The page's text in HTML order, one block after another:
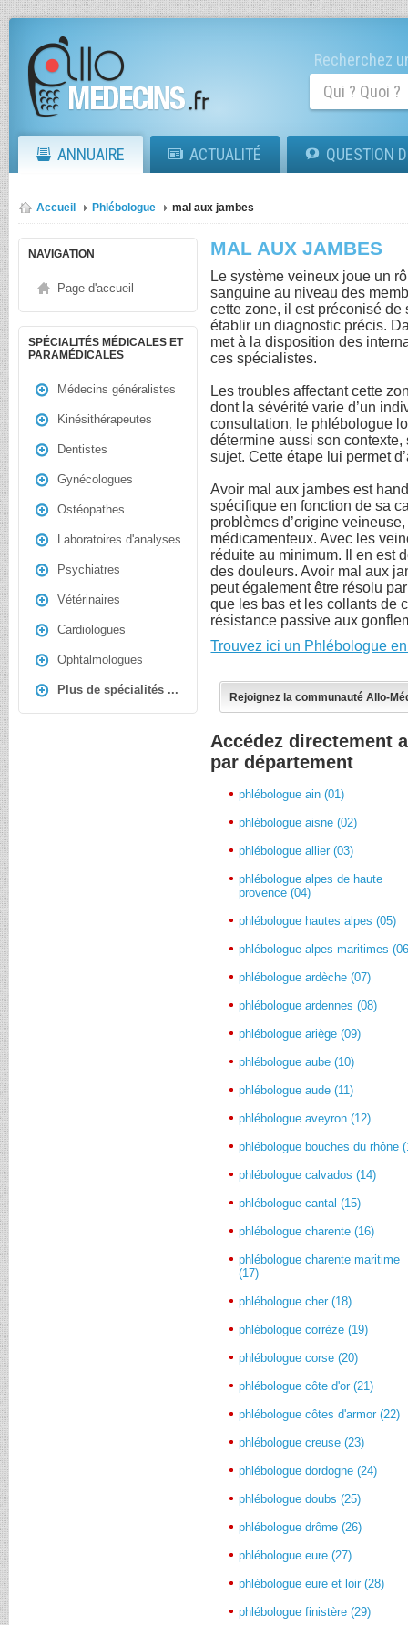
Recherchez
ANNUAIRE ACTUALITÉ QUESTION
Accueil Phlébologue mal aux jambes
NAVIGATION
Page d'accueil
SPÉCIALITÉS MÉDICALES ET
PARAMÉDICALES
Médecins généralistes
Kinésithérapeutes
Dentistes
Gynécologues
Ostéopathes
Laboratoires d'analyses
Psychiatres
Vétérinaires
Cardiologues
Ophtalmologues
Plus de spécialités ...
MAL AUX JAMBES
Le système veineux joue un
sanguine au niveau des
cette zone, il est préconisé
établir un diagnostic précis.
met à la disposition des
ces spécialistes.
Les troubles affectant cette
dont la sévérité varie d’un
consultation, le phlébologue
détermine aussi son
sujet. Cette étape lui permet
Avoir mal aux jambes est
spécifique en fonction de sa
problèmes d’origine
médicamenteux. Avec les
réduite au minimum. Il en est
des douleurs. Avoir mal aux
peut également être résolu
que les bas et les collants de
résistance passive aux
Trouvez ici un Phlébologue
Rejoignez la communauté Allo-
Accédez directement
par département
phlébologue ain (01)
phlébologue aisne (02)
phlébologue allier (03)
phlébologue alpes de haute
provence (04)
phlébologue hautes alpes (05)
phlébologue alpes maritimes
phlébologue ardèche (07)
phlébologue ardennes (08)
phlébologue ariège (09)
phlébologue aube (10)
phlébologue aude (11)
phlébologue aveyron (12)
phlébologue bouches du rhône
phlébologue calvados (14)
phlébologue cantal (15)
phlébologue charente (16)
phlébologue charente maritime
(17)
phlébologue cher (18)
phlébologue corrèze (19)
phlébologue corse (20)
phlébologue côte d'or (21)
phlébologue côtes d'armor (22)
phlébologue creuse (23)
phlébologue dordogne (24)
phlébologue doubs (25)
phlébologue drôme (26)
phlébologue eure (27)
phlébologue eure et loir (28)
phlébologue finistère (29)